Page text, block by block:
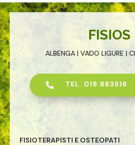
FISIOS
ALBENGA | VADO LIGURE |
 TEL. 019.883516
FISIOTERAPISTI E OSTEOPATI